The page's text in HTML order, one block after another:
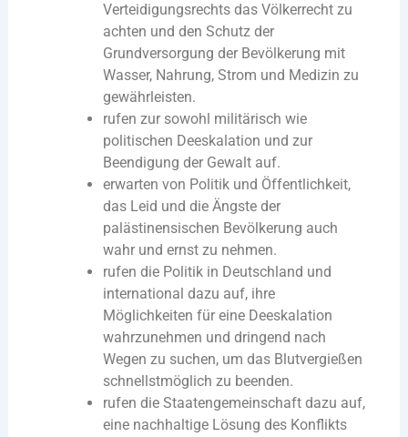
Verteidigungsrechts das Völkerrecht zu
achten und den Schutz der
Grundversorgung der Bevölkerung mit
Wasser, Nahrung, Strom und Medizin zu
gewährleisten.
rufen zur sowohl militärisch wie
politischen Deeskalation und zur
Beendigung der Gewalt auf.
erwarten von Politik und Öffentlichkeit,
das Leid und die Ängste der
palästinensischen Bevölkerung auch
wahr und ernst zu nehmen.
rufen die Politik in Deutschland und
international dazu auf, ihre
Möglichkeiten für eine Deeskalation
wahrzunehmen und dringend nach
Wegen zu suchen, um das Blutvergießen
schnellstmöglich zu beenden.
rufen die Staatengemeinschaft dazu auf,
eine nachhaltige Lösung des Konflikts